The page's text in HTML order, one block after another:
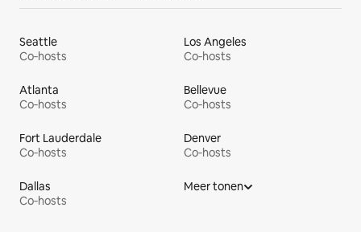
Seattle
Co‑hosts
Los Angeles
Co‑hosts
Atlanta
Co‑hosts
Bellevue
Co‑hosts
Fort Lauderdale
Co‑hosts
Denver
Co‑hosts
Dallas
Co‑hosts
Meer tonen